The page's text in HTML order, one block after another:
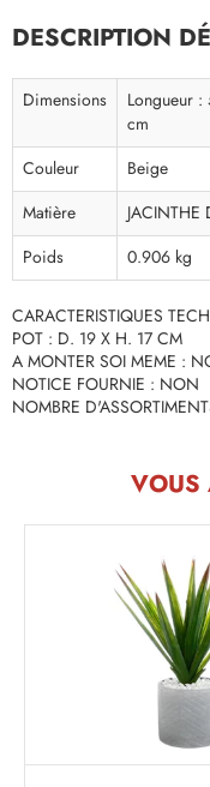
DESCRIPTION
Dimensions
Longueur
cm
Couleur
Beige
Matière
JACINTHE
Poids
0.906 kg
CARACTERISTIQUES
POT : D. 19 X H. 17 CM
A MONTER SOI MEME :
NOTICE FOURNIE : NON
NOMBRE
VOUS